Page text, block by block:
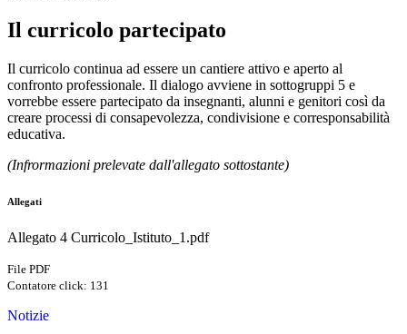
Il curricolo partecipato
Il curricolo continua ad essere un cantiere attivo e aperto al
confronto professionale. Il dialogo avviene in sottogruppi 5 e
vorrebbe essere partecipato da insegnanti, alunni e genitori così da
creare processi di consapevolezza, condivisione e corresponsabilità
educativa.
(Infrormazioni prelevate dall'allegato sottostante)
Allegati
Allegato 4 Curricolo_Istituto_1.pdf
File PDF
Contatore click: 131
Notizie